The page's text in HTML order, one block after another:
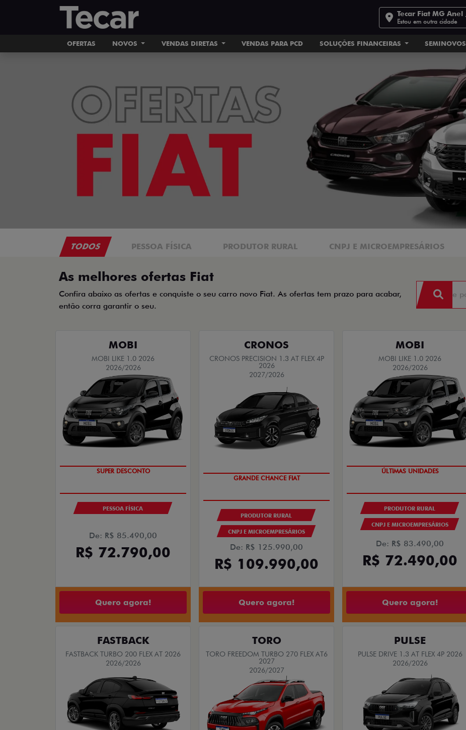
Tecar Fiat MG Anel
Estou em outra cidade
OFERTAS NOVOS VENDAS DIRETAS VENDAS PARA PCD SOLUÇÕES FINANCEIRAS SEMINOVOS
TODOS PESSOA FÍSICA PRODUTOR RURAL CNPJ E MICROEMPRESÁRIOS
As melhores ofertas Fiat
Confira abaixo as ofertas e conquiste o seu carro novo Fiat. As ofertas tem prazo para acabar,
então corra garantir o seu.
MOBI
MOBI LIKE 1.0 2026
2026/2026
SUPER DESCONTO
PESSOA FÍSICA
De: R$ 85.490,00
R$ 72.790,00
Quero agora!
CRONOS
CRONOS PRECISION 1.3 AT FLEX 4P
2026
2027/2026
GRANDE CHANCE FIAT
PRODUTOR RURAL
CNPJ E MICROEMPRESÁRIOS
De: R$ 125.990,00
R$ 109.990,00
Quero agora!
MOBI
MOBI LIKE 1.0 2026
2026/2026
ÚLTIMAS UNIDADES
PRODUTOR RURAL
CNPJ E MICROEMPRESÁRIOS
De: R$ 83.490,00
R$ 72.490,00
Quero agora!
FASTBACK
FASTBACK TURBO 200 FLEX AT 2026
2026/2026
TORO
TORO FREEDOM TURBO 270 FLEX AT6
2027
2026/2027
PULSE
PULSE DRIVE 1.3 AT FLEX 4P 2026
2026/2026